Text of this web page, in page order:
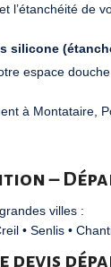
l’étanchéité de
silicone
espace douche
à Montataire
–
villes :
• Senlis •
devis